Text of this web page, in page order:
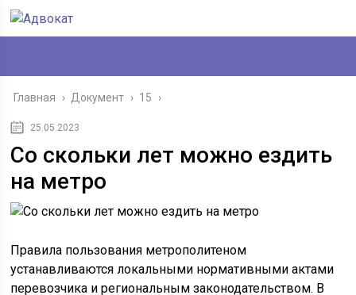
Главная › Документ › 15 ›
25.05.2023
Со скольки лет можно ездить
на метро
Правила пользования метрополитеном
устанавливаются локальными нормативными актами
перевозчика и региональным законодательством. В